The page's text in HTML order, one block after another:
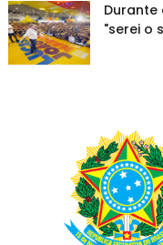
Durante
"serei o